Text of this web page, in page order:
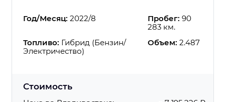
Год/Месяц: 2022/8 Пробег: 90
283 км.
Топливо: Гибрид (Бензин/
Электричество)
Объем: 2.487
Стоимость